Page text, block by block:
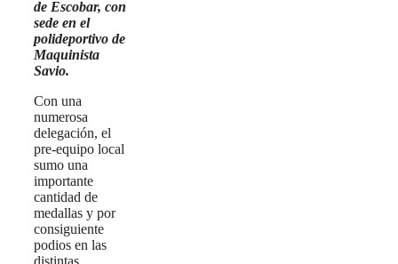
de Escobar, con
sede en el
polideportivo de
Maquinista
Savio.
Con una
numerosa
delegación, el
pre-equipo local
sumo una
importante
cantidad de
medallas y por
consiguiente
podios en las
distintas